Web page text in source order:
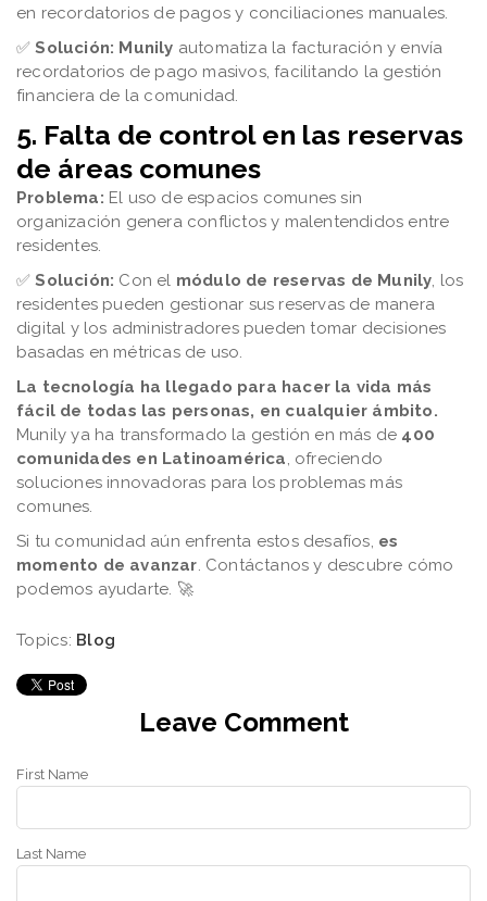
en recordatorios de pagos y conciliaciones manuales.
✅Solución: Munily automatiza la facturación y envía
recordatorios de pago masivos, facilitando la gestión
financiera de la comunidad.
5. Falta de control en las reservas
de áreas comunes
Problema: El uso de espacios comunes sin
organización genera conflictos y malentendidos entre
residentes.
✅Solución: Con el módulo de reservas de Munily , los
residentes pueden gestionar sus reservas de manera
digital y los administradores pueden tomar decisiones
basadas en métricas de uso.
La tecnología ha llegado para hacer la vida más
fácil de todas las personas, en cualquier ámbito.
Munily ya ha transformado la gestión en más de 400
comunidades en Latinoamérica , ofreciendo
soluciones innovadoras para los problemas más
comunes.
Si tu comunidad aún enfrenta estos desafíos, es
momento de avanzar . Contáctanos y descubre cómo
podemos ayudarte. 🚀
Topics: Blog
Leave Comment
First Name
Last Name